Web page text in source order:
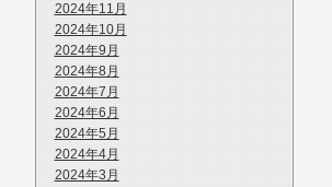
2024年11月
2024年10月
2024年9月
2024年8月
2024年7月
2024年6月
2024年5月
2024年4月
2024年3月